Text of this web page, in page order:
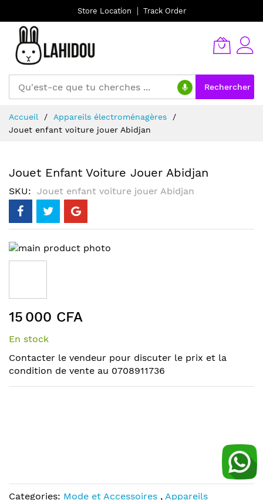
Store Location Track Order
Rechercher
au
contenu
Accueil
Appareils électroménagères
Jouet enfant voiture jouer Abidjan
Jouet Enfant Voiture Jouer Abidjan
SKU Jouet enfant voiture jouer Abidjan
Skip
to
of
the
images
gallery
to
beginning
of
the
15 000 CFA
En stock
Contacter le vendeur pour discuter le prix et la
condition de vente au 0708911736
Categories: Mode et Accessoires , Appareils